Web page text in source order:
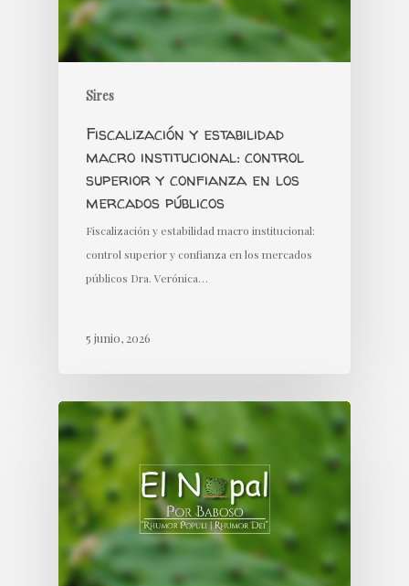
Sires
Fiscalización y estabilidad
macro institucional: control
superior y confianza en los
mercados públicos
Fiscalización y estabilidad macro institucional:
control superior y confianza en los mercados
públicos Dra. Verónica…
5 junio, 2026